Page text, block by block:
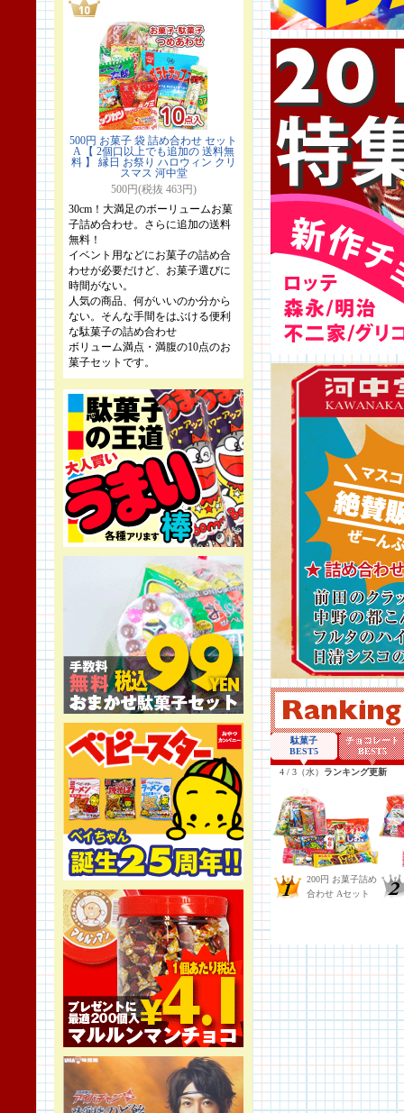
500円 お菓子 袋 詰め合わせ セット
A 【 2個口以上でも追加の 送料無
料 】 縁日 お祭り ハロウィン クリ
スマス 河中堂
500円(税抜 463円)
30cm！大満足のボーリュームお菓
子詰め合わせ。さらに追加の送料
無料！
イベント用などにお菓子の詰め合
わせが必要だけど、お菓子選びに
時間がない。
人気の商品、何がいいのか分から
ない。そんな手間をはぶける便利
な駄菓子の詰め合わせ
ボリューム満点・満腹の10点のお
菓子セットです。